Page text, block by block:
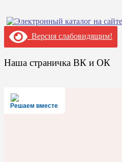
Версия слабовидящим!
Наша страничка ВК и ОК
Решаем вместе